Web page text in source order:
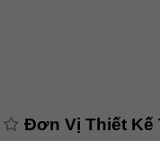
Đơn Vị Thiết Kế